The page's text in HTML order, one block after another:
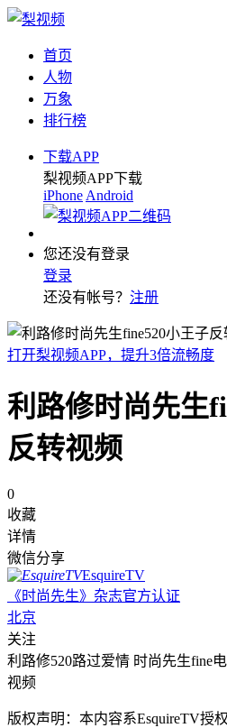
首页
人物
万象
排行榜
下载APP
梨视频APP下载
iPhone Android
您还没有登录
登录
还没有帐号？ 注册
打开梨视频APP，提升3倍流畅度
利路修时尚先生
反转视频
0
收藏
详情
微信分享
EsquireTV
《时尚先生》杂志官方认证
北京
关注
利路修520路过爱情 时尚先生fine
视频
版权声明：本内容系EsquireTV授